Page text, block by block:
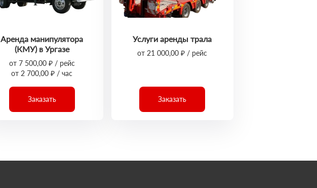
Аренда манипулятора
(КМУ) в Ургазе
от 7 500,00 ₽ / рейс
от 2 700,00 ₽ / час
Заказать
Услуги аренды трала
от 21 000,00 ₽ / рейс
Заказать